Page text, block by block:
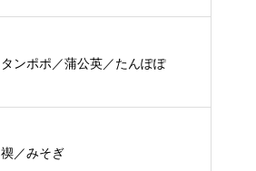
タンポポ／蒲公英／たんぽぽ
禊／みそぎ